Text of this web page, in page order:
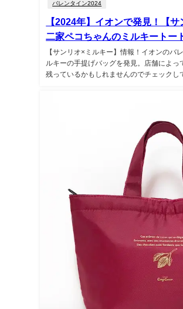
バレンタイン2024
【2024年】イオンで発見！【
二家ペコちゃんのミルキート
【サンリオ×ミルキー】情報！イオンのバ
ルキーの手提げバッグを発見。店舗によ
残っているかもしれませんのでチェックし